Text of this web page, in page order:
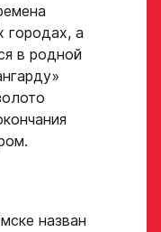
городах, а
в родной
назван